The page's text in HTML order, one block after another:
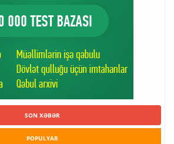
SON XƏBƏR
POPULYAR